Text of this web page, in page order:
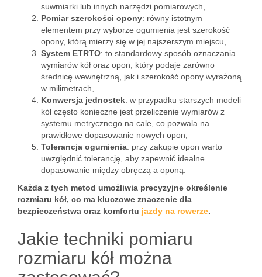
suwmiarki lub innych narzędzi pomiarowych,
Pomiar szerokości opony: równy istotnym
elementem przy wyborze ogumienia jest szerokość
opony, którą mierzy się w jej najszerszym miejscu,
System ETRTO: to standardowy sposób oznaczania
wymiarów kół oraz opon, który podaje zarówno
średnicę wewnętrzną, jak i szerokość opony wyrażoną
w milimetrach,
Konwersja jednostek: w przypadku starszych modeli
kół często konieczne jest przeliczenie wymiarów z
systemu metrycznego na cale, co pozwala na
prawidłowe dopasowanie nowych opon,
Tolerancja ogumienia: przy zakupie opon warto
uwzględnić tolerancję, aby zapewnić idealne
dopasowanie między obręczą a oponą.
Każda z tych metod umożliwia precyzyjne określenie
rozmiaru kół, co ma kluczowe znaczenie dla
bezpieczeństwa oraz komfortu jazdy na rowerze.
Jakie techniki pomiaru
rozmiaru kół można